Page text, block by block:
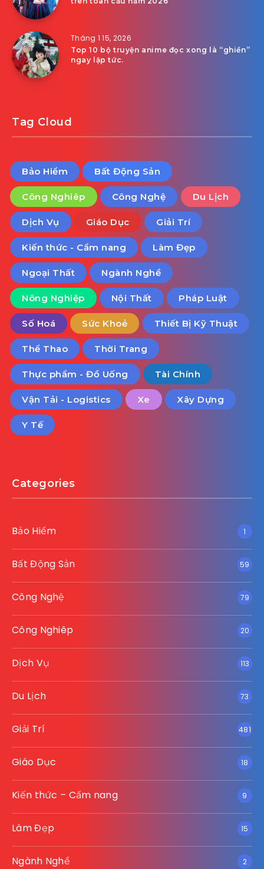
Tháng 1 15, 2026
Top 10 bộ truyện anime đọc xong là “ghiền”
ngay lập tức.
Tag Cloud
Bảo Hiểm Bất Động Sản
Công Nghiêp Công Nghệ Du Lịch
Dịch Vụ Giáo Dục Giải Trí
Kiến thức - Cẩm nang Làm Đẹp
Ngoại Thất Ngành Nghề
Nông Nghiệp Nội Thất Pháp Luật
Số Hoá Sức Khoẻ Thiết Bị Kỹ Thuật
Thể Thao Thời Trang
Thực phẩm - Đồ Uống Tài Chính
Vận Tải - Logistics Xe Xây Dựng
Y Tế
Categories
Bảo Hiểm 1
Bất Động Sản 59
Công Nghệ 79
Công Nghiêp 20
Dịch Vụ 113
Du Lịch 73
Giải Trí 481
Giáo Dục 18
Kiến thức – Cẩm nang 9
Làm Đẹp 15
Ngành Nghề 2